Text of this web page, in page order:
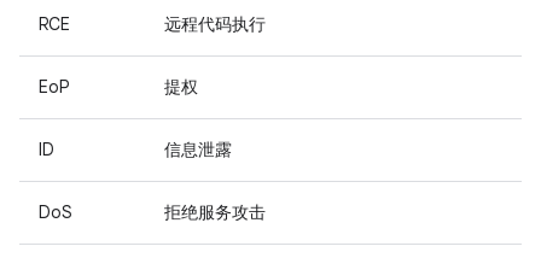
RCE 远程代码执行
EoP 提权
ID 信息泄露
DoS 拒绝服务攻击